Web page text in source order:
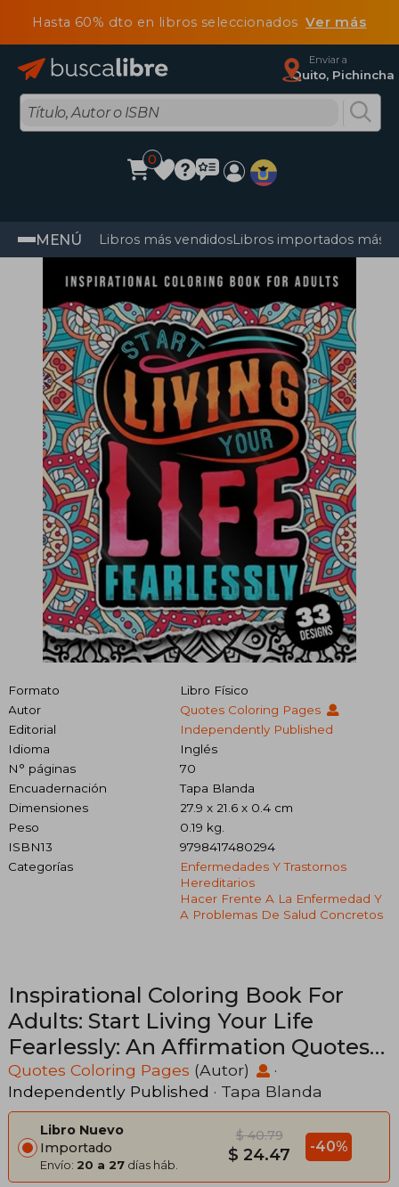
Hasta 60% dto en libros seleccionadosVer más
Enviar a
Quito, Pichincha
0
MENÚ Libros más vendidosLibros importados más
Formato
Libro Físico
Autor
Quotes Coloring Pages
Editorial
Independently Published
Idioma
Inglés
N° páginas
70
Encuadernación
Tapa Blanda
Dimensiones
27.9 x 21.6 x 0.4 cm
Peso
0.19 kg.
ISBN13
9798417480294
Categorías
Enfermedades Y Trastornos
Hereditarios
Hacer Frente A La Enfermedad Y
A Problemas De Salud Concretos
Inspirational Coloring Book For
Adults: Start Living Your Life
Fearlessly: An Affirmation Quotes
colouring Gift Book For Adults: 33
Motivation & Succe (en Inglés)
Quotes Coloring Pages (Autor)
·
Independently Published · Tapa Blanda
Libro Nuevo
Importado
Envío: 20 a 27 días háb.
$ 40.79
$ 24.47 -40%